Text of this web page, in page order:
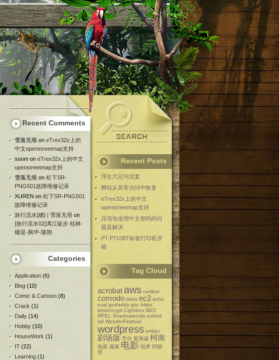
Recent Comments
雪落无垠 on eTrex32x上的
中文openstreetmap支持
soom on eTrex32x上的中文
openstreetmap支持
雪落无垠 on 松下SR-
PNG501故障维修记录
XUREN on 松下SR-PNG501
故障维修记录
旅行流水[總] | 雪落无垠 on
[旅行流水02]漓江徒步 桂林-
楊堤-興坪-陽朔
Categories
Application (6)
Blog (10)
Comic & Cartoon (8)
Crack (1)
Daily (14)
Hobby (10)
HouseWork (1)
IT (22)
Learning (1)
Recent Posts
浮生六记与沈复
网站从异常访问中恢复
eTrex32x上的中文
openstreetmap支持
压缩包使用中文密码的问
题及解决
PT-P710BT标签打印机开
箱
Tag Cloud
acrobat aws certbot
comodo ddos ec2 echo
eval godaddy gsc https
letsencrypt Lightbox M22
RPEL
Shadowsocks solved
ssl WonderFestival
wordpress xmlrpc
剧场版 手办 新海诚 柯南
泡菜 漫展 电影 铳梦 阿丽
塔